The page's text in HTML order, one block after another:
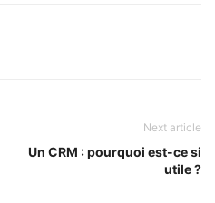
Next article
Un CRM : pourquoi est-ce si
utile ?